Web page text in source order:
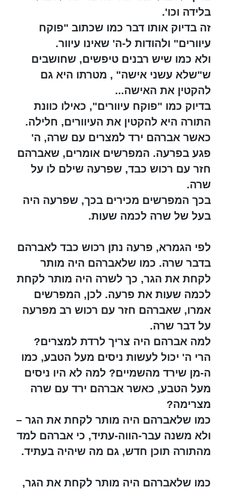
בלידה וכו'.
זה בדיוק אותו דבר כמו שכתוב "פוקח
עיוורים" ולהודות ל-ה' שאינו עיוור.
ולא כמו שיש רבנים טיפשים, שחושבים
ש"שלא עשני אישה" , מטרתו היא גם
להקטין את האישה...
בדיוק כמו "פוקח עיוורים", כאילו כוונת
התורה היא להקטין את העיוורים, חלילה.
כאשר אברהם ירד למצרים עם שרה, ה'
פגע בפרעה. המפרשים אומרים, שאברהם
חזר עם רכוש כבד, שפרעה שילם לו על
שרה.
בכך המפרשים מכירים בכך, שפרעה היה
בעל של שרה לכמה שעות.
לפי הגמרא, פרעה נתן רכוש כבד לאברהם
בדבר שרה. כמו שלאברהם היה מותר
לקחת את הגר, כך לשרה היה מותר לקחת
לכמה שעות את פרעה. לכן, המפרשים
אמרו, שאברהם חזר עם רכוש רב מפרעה
על דבר שרה.
למה אברהם היה צריך לרדת למצרים?
הרי ה' יכול לעשות ניסים מעל הטבע, כמו
ה-מן שירד מהשמיים? למה לא היו ניסים
מעל הטבע, כאשר אברהם ירד עם שרה
מצרימה?
כמו שלאברהם היה מותר לקחת את הגר –
ולא משנה עבר-הווה-עתיד, כי אברהם למד
מהתורה תוכן חדש, גם מה שיהיה בעתיד.
כמו שלאברהם היה מותר לקחת את הגר,